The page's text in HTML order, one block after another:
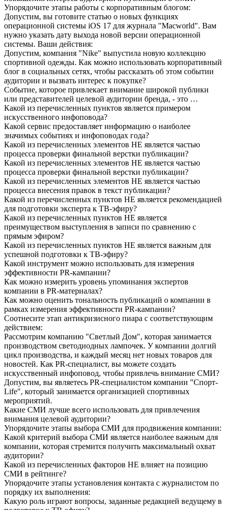
Упорядочите этапы работы с корпоративным блогом:
Допустим, вы готовите статью о новых функциях
операционной системы iOS 17 для журнала "Macworld". Вам
нужно указать дату выхода новой версии операционной
системы. Ваши действия:
Допустим, компания "Nike" выпустила новую коллекцию
спортивной одежды. Как можно использовать корпоративный
блог в социальных сетях, чтобы рассказать об этом событии
аудитории и вызвать интерес к покупке?
Событие, которое привлекает внимание широкой публики
или представителей целевой аудитории бренда, - это …
Какой из перечисленных пунктов является примером
искусственного инфоповода?
Какой сервис предоставляет информацию о наиболее
значимых событиях и инфоповодах года?
Какой из перечисленных элементов НЕ является частью
процесса проверки финальной верстки публикации?
Какой из перечисленных элементов НЕ является частью
процесса проверки финальной верстки публикации?
Какой из перечисленных элементов НЕ является частью
процесса внесения правок в текст публикации?
Какой из перечисленных пунктов НЕ является рекомендацией
для подготовки эксперта к ТВ-эфиру?
Какой из перечисленных пунктов НЕ является
преимуществом выступления в записи по сравнению с
прямым эфиром?
Какой из перечисленных пунктов НЕ является важным для
успешной подготовки к ТВ-эфиру?
Какой инструмент можно использовать для измерения
эффективности PR-кампании?
Как можно измерить уровень упоминания экспертов
компании в PR-материалах?
Как можно оценить тональность публикаций о компании в
рамках измерения эффективности PR-кампании?
Соотнесите этап антикризисного пиара с соответствующим
действием:
Рассмотрим компанию "Светлый Дом", которая занимается
производством светодиодных лампочек. У компании долгий
цикл производства, и каждый месяц нет новых товаров для
новостей. Как PR-специалист, вы можете создать
искусственный инфоповод, чтобы привлечь внимание СМИ?
Допустим, вы являетесь PR-специалистом компании "Спорт-
Life", который занимается организацией спортивных
мероприятий.
Какие СМИ лучше всего использовать для привлечения
внимания целевой аудитории?
Упорядочите этапы выбора СМИ для продвижения компании:
Какой критерий выбора СМИ является наиболее важным для
компании, которая стремится получить максимальный охват
аудитории?
Какой из перечисленных факторов НЕ влияет на позицию
СМИ в рейтинге?
Упорядочите этапы установления контакта с журналистом по
порядку их выполнения:
Какую роль играют вопросы, заданные редакцией ведущему в